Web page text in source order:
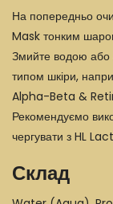
На попередньо
Mask тонким
Змийте водою або
типом шкіри,
Alpha-Beta &
Рекомендуємо
чергувати з HL
Склад